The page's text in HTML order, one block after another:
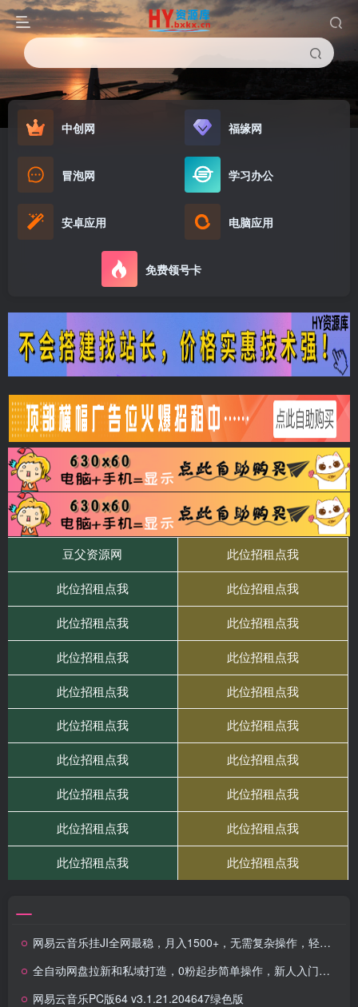
中创网 福缘网
冒泡网 学习办公
安卓应用 电脑应用
免费领号卡
网易云音乐挂JI全网最稳，月入1500+，无需复杂操作，轻松拿收益
全自动网盘拉新和私域打造，0粉起步简单操作，新人入门当月收益5000以上
网易云音乐PC版64 v3.1.21.204647绿色版